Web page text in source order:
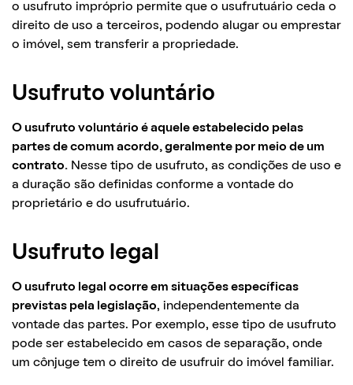
o usufruto impróprio permite que o usufrutuário ceda o
direito de uso a terceiros, podendo alugar ou emprestar
o imóvel, sem transferir a propriedade.
Usufruto voluntário
O usufruto voluntário é aquele estabelecido pelas
partes de comum acordo, geralmente por meio de um
contrato. Nesse tipo de usufruto, as condições de uso e
a duração são definidas conforme a vontade do
proprietário e do usufrutuário.
Usufruto legal
O usufruto legal ocorre em situações específicas
previstas pela legislação, independentemente da
vontade das partes. Por exemplo, esse tipo de usufruto
pode ser estabelecido em casos de separação, onde
um cônjuge tem o direito de usufruir do imóvel familiar.